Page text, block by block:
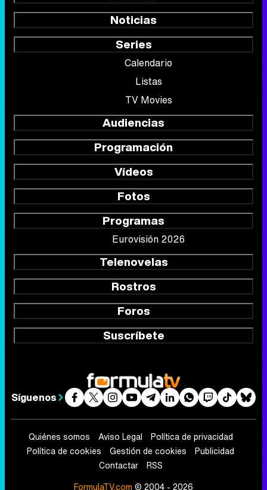
Noticias
Series
Calendario
Listas
TV Movies
Audiencias
Programación
Vídeos
Fotos
Programas
Eurovisión 2026
Telenovelas
Rostros
Foros
Suscríbete
Síguenos
Quiénes somos Aviso Legal
Política de privacidad
Política de cookies
Gestión de cookies
Publicidad
Contactar
RSS
FormulaTV.com © 2004 - 2026